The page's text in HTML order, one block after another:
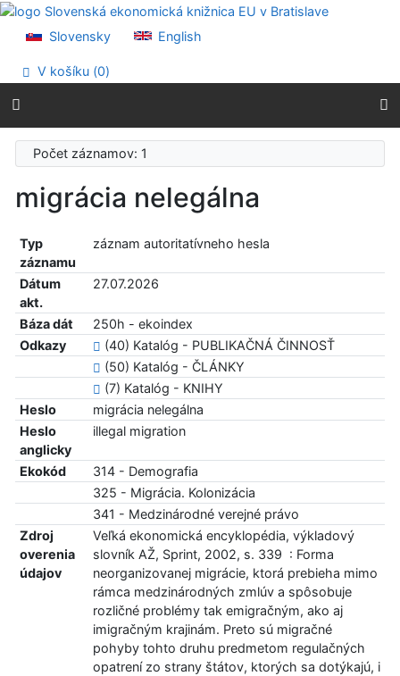
Prejsť na obsah
Prehlásenie o webovej prístupnosti
Slovensky English
V košíku (0)
Počet záznamov: 1
migrácia nelegálna
Typ
záznamu
záznam autoritatívneho hesla
Dátum
akt.
27.07.2026
Báza dát
250h - ekoindex
Odkazy
(40) Katalóg - PUBLIKAČNÁ ČINNOSŤ
(50) Katalóg - ČLÁNKY
(7) Katalóg - KNIHY
Heslo
migrácia nelegálna
Heslo
anglicky
illegal migration
Ekokód
314 - Demografia
325 - Migrácia. Kolonizácia
341 - Medzinárodné verejné právo
Zdroj
overenia
údajov
Veľká ekonomická encyklopédia, výkladový
slovník AŽ, Sprint, 2002, s. 339 : Forma
neorganizovanej migrácie, ktorá prebieha mimo
rámca medzinárodných zmlúv a spôsobuje
rozličné problémy tak emigračným, ako aj
imigračným krajinám. Preto sú migračné
pohyby tohto druhu predmetom regulačných
opatrení zo strany štátov, ktorých sa dotýkajú, i